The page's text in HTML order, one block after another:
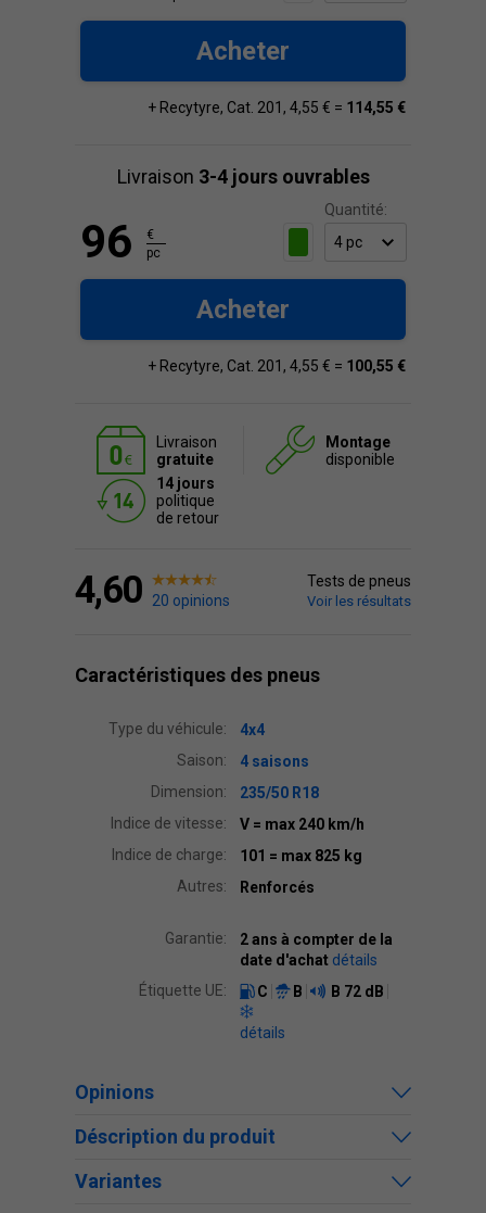
Acheter
+ Recytyre, Cat. 201, 4,55 € = 114,55 €
Livraison 3-4 jours ouvrables
Quantité:
96
€
pc
Acheter
+ Recytyre, Cat. 201, 4,55 € = 100,55 €
Livraison
gratuite
Montage
disponible
14 jours
politique
de retour
4,60 20 opinions
Tests de pneus
Voir les résultats
Caractéristiques des pneus
Type du véhicule:
4x4
Saison:
4 saisons
Dimension:
235/50 R18
Indice de vitesse:
V = max 240 km/h
Indice de charge:
101 = max 825 kg
Autres:
Renforcés
Garantie:
2 ans à compter de la
date d'achat détails
Étiquette UE:
C B B 72 dB
détails
Opinions
Déscription du produit
Variantes